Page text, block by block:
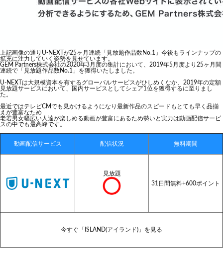
上記画像の通りU-NEXTが25ヶ月連続「見放題作品数No.1」今後もラインナップの
拡充に注力していく姿勢を見せています。
GEM Partners株式会社の2020年3月度の集計において、2019年5月度より25ヶ月間
連続で「見放題作品数No.1」を獲得いたしました。
U-NEXTは大規模資本を有するグローバルサービスがひしめくなか、2019年の定額
見放題サービスにおいて、国内サービスとしてシェア1位を獲得するに至りまし
た。
最近ではテレビCMでも見かけるようになり最新作品のスピードもとても早く品揃
えが豊富なため
老若男女幅広い人達が楽しめる動画が豊富にあるため勢いと実力は動画配信サービ
スの中でも最高峰です。
動画配信サービス 配信状況 無料期間
見放題
31日間無料+600ポイント
今すぐ「ISLAND(アイランド)」を見る